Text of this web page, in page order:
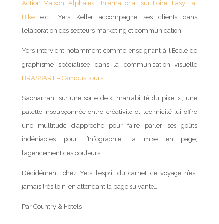
Action Maison,Alphatest, International sur Loire, Easy Fat
Bikeetc., Yers Keller accompagne ses clients dans
l’élaboration des secteurs marketing et communication.
Yers intervient notamment comme enseignant à l’École de
graphisme spécialisée dans la communication visuelle
BRASSART – Campus Tours.
S’acharnant sur une sorte de « maniabilité du pixel », une
palette insoupçonnée entre créativité et technicité lui offre
une multitude d’approche pour faire parler ses goûts
indéniables pour l’Infographie, la mise en page,
l’agencement des couleurs.
Décidément, chez Yers l’esprit du carnet de voyage n’est
jamais très loin, en attendant la page suivante…
Par Country & Hôtels